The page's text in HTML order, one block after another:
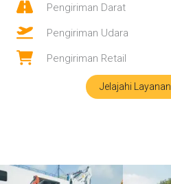
Pengiriman Darat
Pengiriman Udara
Pengiriman Retail
Jelajahi Layanan